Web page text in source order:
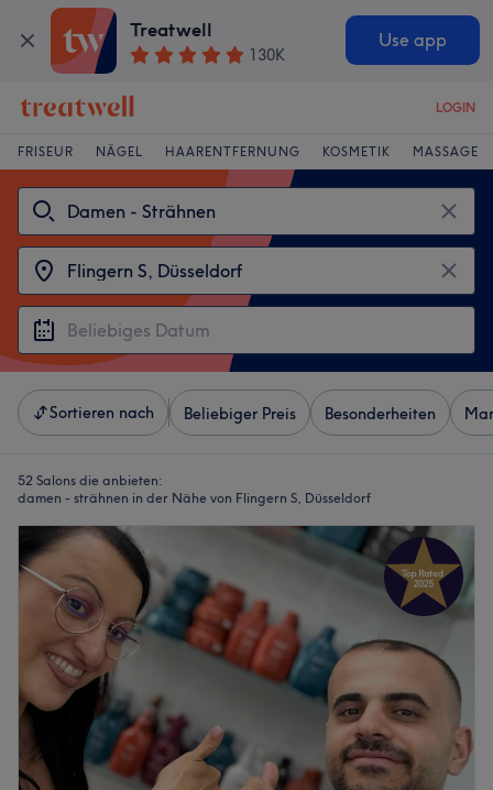
Treatwell
130K
Use app
LOGIN
FRISEUR NÄGEL HAARENTFERNUNG KOSMETIK MASSAGE
Sortieren nach Beliebiger Preis Besonderheiten
52 Salons die anbieten:
damen - strähnen in der Nähe von Flingern S, Düsseldorf